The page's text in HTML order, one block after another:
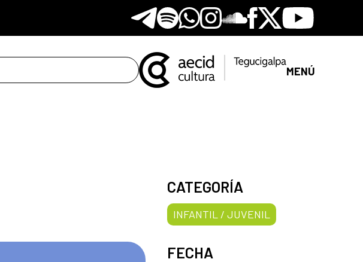
Telegram
SpotifyWhatsapp
Instagram
Soundclore
Facebook
X Youtube
MENÚ
CATEGORÍA
INFANTIL / JUVENIL
FECHA